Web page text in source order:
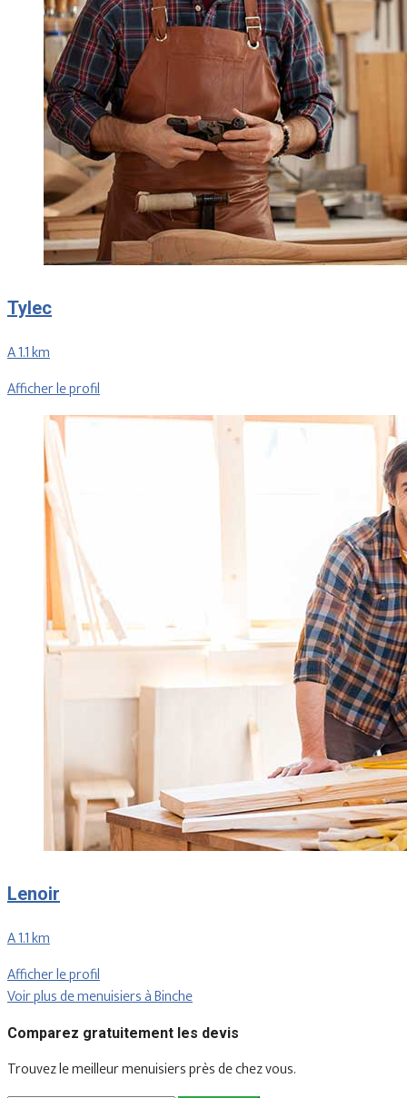
Tylec
A 1.1 km
Afficher le profil
Lenoir
A 1.1 km
Afficher le profil
Voir plus de menuisiers à Binche
Comparez gratuitement les devis
Trouvez le meilleur menuisiers près de chez vous.